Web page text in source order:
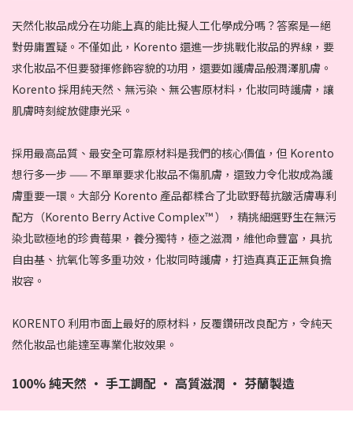
天然化妝品成分在功能上真的能比擬人工化學成分嗎？答案是—絕
對毋庸置疑。不僅如此，Korento 還進一步挑戰化妝品的界線，要
求化妝品不但要發揮修飾容貌的功用，還要如護膚品般潤澤肌膚。
Korento 採用純天然、無污染、無公害原材料，化妝同時護膚，讓
肌膚時刻綻放健康光采。
採用最高品質、最安全可靠原材料是我們的核心價值，但 Korento
想行多一步 —— 不單單要求化妝品不傷肌膚，還致力令化妝成為護
膚重要一環。大部分 Korento 產品都糅合了北歐野莓抗皺活膚專利
配方（Korento Berry Active Complex™ ），精挑細選野生在無污
染北歐極地的珍貴莓果，養分獨特，極之滋潤，維他命豐富，具抗
自由基、抗氧化等多重功效，化妝同時護膚，打造真真正正無負擔
妝容。
KORENTO 利用市面上最好的原材料，反覆鑽研改良配方，令純天
然化妝品也能達至專業化妝效果。
100% 純天然 • 手工調配 • 高質滋潤 • 芬蘭製造